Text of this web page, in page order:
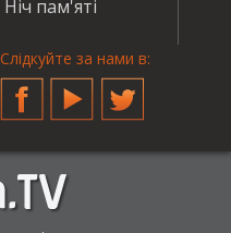
Ніч пам'яті
Слідкуйте за нами в:
FacebookYouTubeTwitter